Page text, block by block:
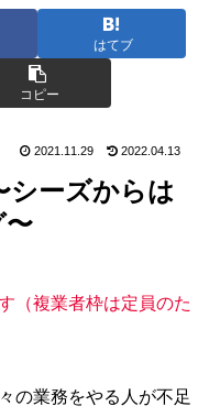
はてブ
コピー
2021.11.29 2022.04.13
シーズからは
〜
（複業者枠は定員のた
の業務をやる人が不足